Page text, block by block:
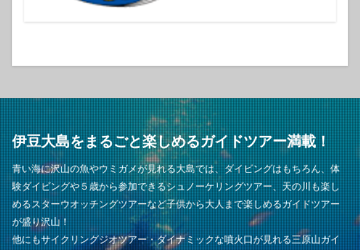
伊豆大島をまるごと楽しめるガイドツアー満載！
青い海に沢山の魚やウミガメが見れる大島では、ダイビングはもちろん、体
験ダイビングや５歳から参加できるシュノーケリングツアー、天の川も楽し
めるスターウオッチングツアーなど子供から大人まで楽しめるガイドツアー
が盛り沢山！
他にもサイクリングジオツアー・ダイナミックな噴火口が見れる三原山ガイ